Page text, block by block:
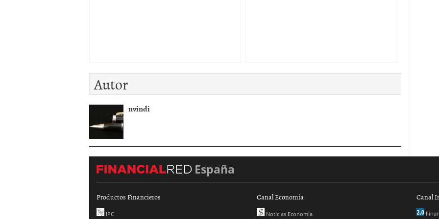
Autor
nvindi
España
Productos Financieros
IPC
Canal Economía
Noticias Economía
Canal